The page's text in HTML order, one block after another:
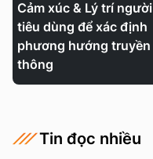
Cảm xúc & Lý trí người
tiêu dùng để xác định
phương hướng truyền
thông
Tin đọc nhiều